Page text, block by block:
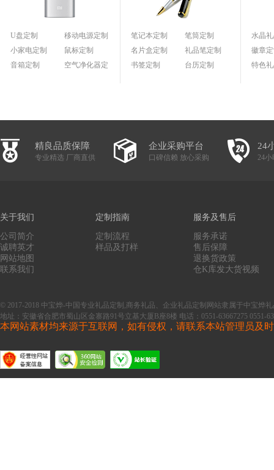
U盘定制
移动电源定制
小家电定制
鼠标定制
音箱定制
空气净化器定
笔记本定制
笔筒定制
名片盒定制
礼品笔定制
书签定制
台历定制
水晶
徽章
特色
精良品质保障
专业精选 厂商直供
企业采购平台
口碑信赖 放心采购
24
24
关于我们
公司简介
诚聘英才
网站地图
联系我们
定制指南
定制流程
样品及打样
服务及售后
服务承诺
售后保障
退换货政策
仓K库发大货视频
© 2017-2018 中宝烨-中国专业礼品定制,商务礼品、企业礼品定制网站隶属于中宝烨
地址：安徽省合肥市蜀山区金寨路91号立基大厦B座8楼 电话：0551-63667275 0551-
本网站素材均来源于互联网，如有侵权，请联系本站管理员及